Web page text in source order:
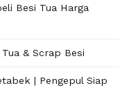
Besi Tua Harga
& Scrap Besi
| Pengepul Siap